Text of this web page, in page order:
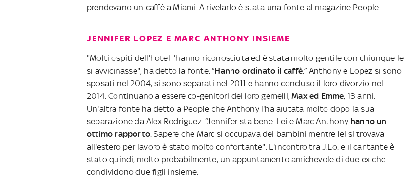
prendevano un caffè a Miami. A rivelarlo è stata una fonte al magazine People.
JENNIFER LOPEZ E MARC ANTHONY INSIEME
"Molti ospiti dell'hotel l'hanno riconosciuta ed è stata molto gentile con chiunque le
si avvicinasse", ha detto la fonte. “Hanno ordinato il caffè.” Anthony e Lopez si sono
sposati nel 2004, si sono separati nel 2011 e hanno concluso il loro divorzio nel
2014. Continuano a essere co-genitori dei loro gemelli,Max ed Emme, 13 anni.
Un'altra fonte ha detto a People che Anthony l'ha aiutata molto dopo la sua
separazione da Alex Rodriguez. “Jennifer sta bene. Lei e Marc Anthony hanno un
ottimo rapporto . Sapere che Marc si occupava dei bambini mentre lei si trovava
all'estero per lavoro è stato molto confortante". L'incontro tra J.Lo. e il cantante è
stato quindi, molto probabilmente, un appuntamento amichevole di due ex che
condividono due figli insieme.